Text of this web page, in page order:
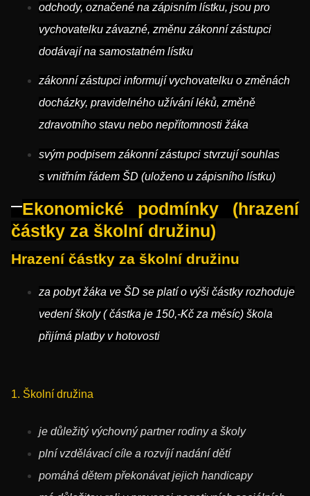
odchody, označené na zápisním lístku, jsou pro
vychovatelku závazné, změnu zákonní zástupci
dodávají na samostatném lístku
zákonní zástupci informují vychovatelku o změnách
docházky, pravidelného užívání léků, změně
zdravotního stavu nebo nepřítomnosti žáka
svým podpisem zákonní zástupci stvrzují souhlas
s vnitřním řádem ŠD (uloženo u zápisního lístku)
Ekonomické podmínky (hrazení
částky za školní družinu)
Hrazení částky za školní družinu
za pobyt žáka ve ŠD se platí o výši částky rozhoduje
vedení školy ( částka je 150,-Kč za měsíc) škola
přijímá platby v hotovosti
1. Školní družina
je důležitý výchovný partner rodiny a školy
plní vzdělávací cíle a rozvíjí nadání dětí
pomáhá dětem překonávat jejich handicapy